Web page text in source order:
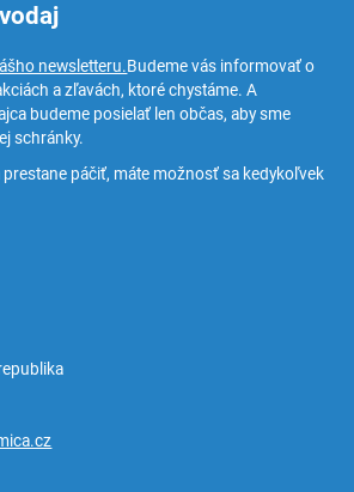
newsletteru.Budeme vás informovať o
a zľavách, ktoré chystáme. A
budeme posielať len občas, aby sme
schránky.
páčiť, máte možnosť sa kedykoľvek